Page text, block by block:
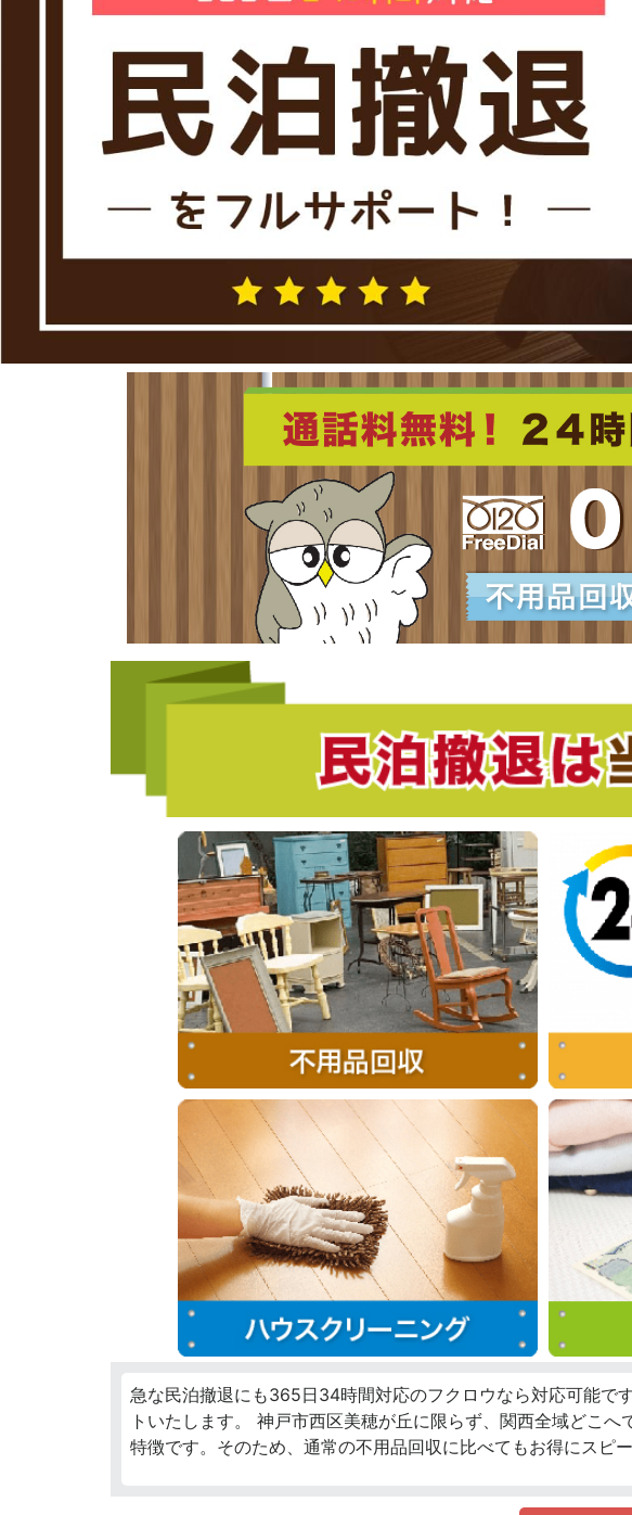
急な民泊撤退にも365日34時間対応のフクロウなら対応可能で
トいたします。 神戸市西区美穂が丘に限らず、関西全域どこ
特徴です。そのため、通常の不用品回収に比べてもお得にスピ